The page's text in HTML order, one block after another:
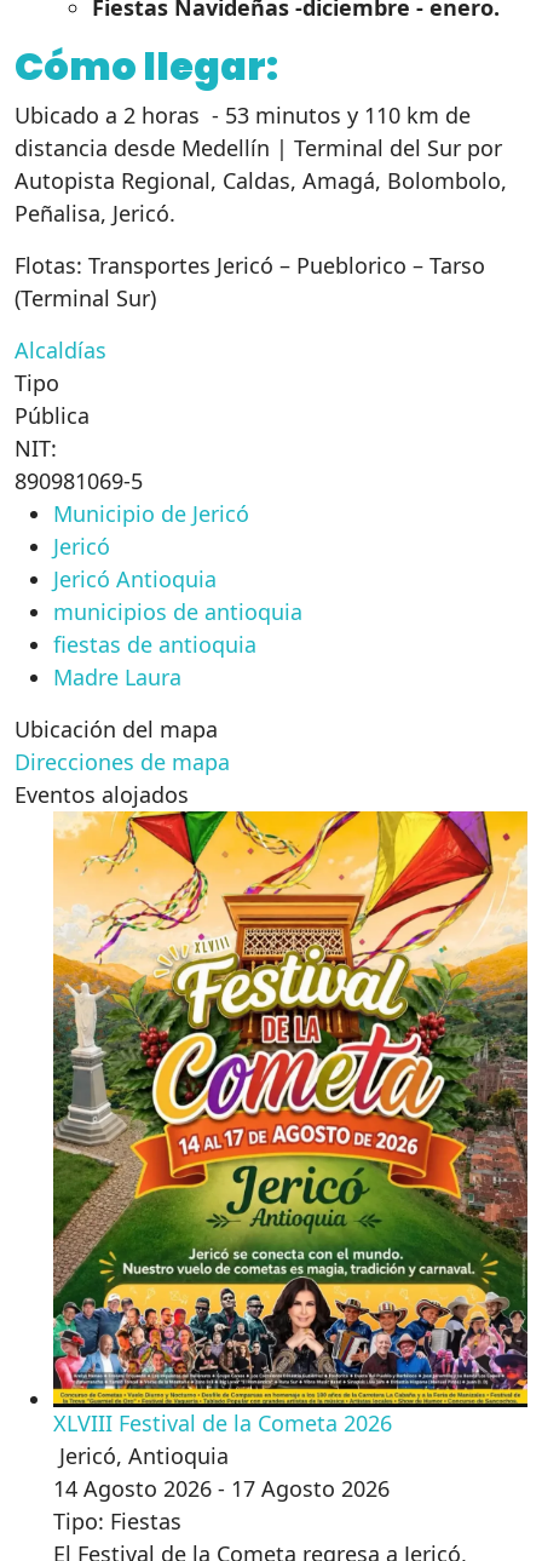
Fiestas Navideñas -diciembre - enero.
Cómo llegar:
Ubicado a 2 horas - 53 minutos y 110 km de
distancia desde Medellín | Terminal del Sur por
Autopista Regional, Caldas, Amagá, Bolombolo,
Peñalisa, Jericó.
Flotas: Transportes Jericó – Pueblorico – Tarso
(Terminal Sur)
Alcaldías
Tipo
Pública
NIT:
890981069-5
Municipio de Jericó
Jericó
Jericó Antioquia
municipios de antioquia
fiestas de antioquia
Madre Laura
Ubicación del mapa
Direcciones de mapa
Eventos alojados
XLVIII Festival de la Cometa 2026
Jericó, Antioquia
14 Agosto 2026 - 17 Agosto 2026
Tipo: Fiestas
El Festival de la Cometa regresa a Jericó,